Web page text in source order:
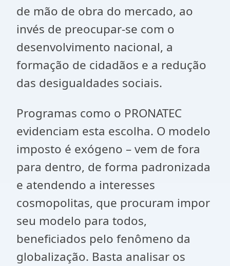
de mão de obra do mercado, ao
invés de preocupar-se com o
desenvolvimento nacional, a
formação de cidadãos e a redução
das desigualdades sociais.
Programas como o PRONATEC
evidenciam esta escolha. O modelo
imposto é exógeno – vem de fora
para dentro, de forma padronizada
e atendendo a interesses
cosmopolitas, que procuram impor
seu modelo para todos,
beneficiados pelo fenômeno da
globalização. Basta analisar os